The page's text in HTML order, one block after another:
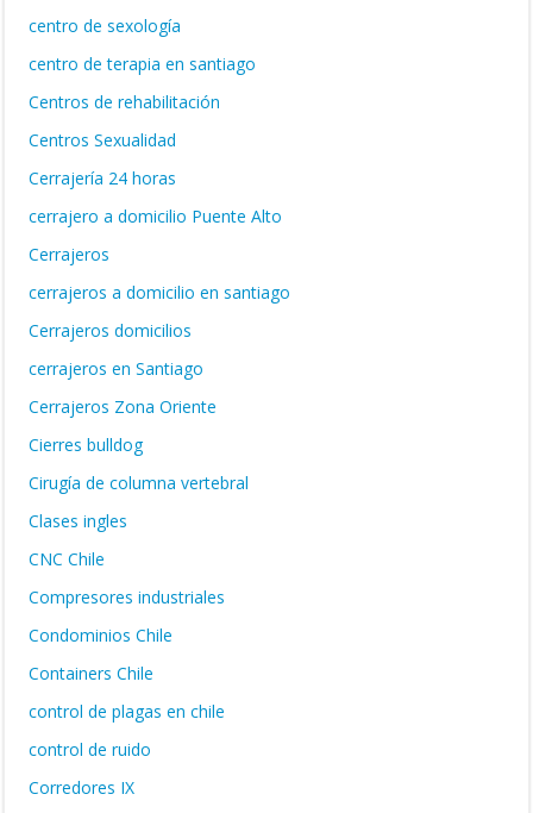
centro de sexología
centro de terapia en santiago
Centros de rehabilitación
Centros Sexualidad
Cerrajería 24 horas
cerrajero a domicilio Puente Alto
Cerrajeros
cerrajeros a domicilio en santiago
Cerrajeros domicilios
cerrajeros en Santiago
Cerrajeros Zona Oriente
Cierres bulldog
Cirugía de columna vertebral
Clases ingles
CNC Chile
Compresores industriales
Condominios Chile
Containers Chile
control de plagas en chile
control de ruido
Corredores IX